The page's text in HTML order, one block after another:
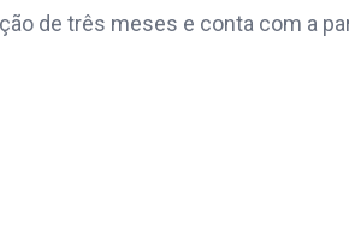
de três meses e conta com a